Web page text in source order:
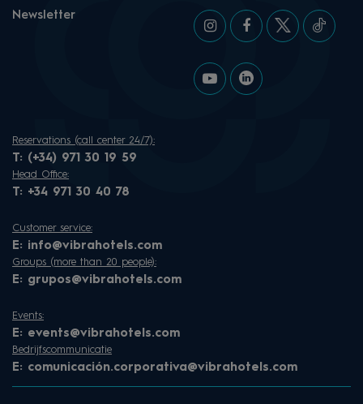
Newsletter
Reservations (call center 24/7):
T: (+34) 971 30 19 59
Head Office:
T: +34 971 30 40 78
Customer service:
E: info@vibrahotels.com
Groups (more than 20 people):
E: grupos@vibrahotels.com
Events:
E: events@vibrahotels.com
Bedrijfscommunicatie
E: comunicación.corporativa@vibrahotels.com